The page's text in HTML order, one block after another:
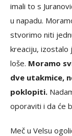
imali to s
u napadu.
stvorimo niti
kreaciju, izostalo
loše. Moramo
dve utakmice,
poklopiti.
oporaviti i da će
Meč u Velsu